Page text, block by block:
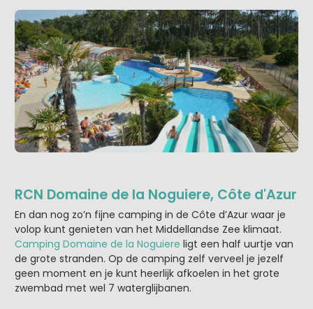
RCN Domaine de la Noguiere, Côte d'Azur
En dan nog zo’n fijne camping in de Côte d’Azur waar je
volop kunt genieten van het Middellandse Zee klimaat.
Camping Domaine de la Noguiere ligt een half uurtje van
de grote stranden. Op de camping zelf verveel je jezelf
geen moment en je kunt heerlijk afkoelen in het grote
zwembad met wel 7 waterglijbanen.